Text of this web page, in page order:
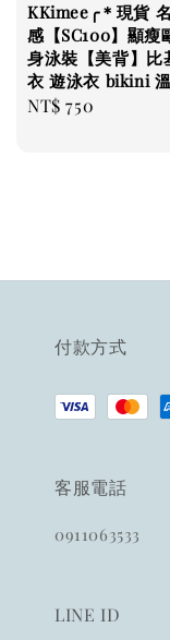
KKimee╭＊現貨
感【SC100】顯瘦
身泳裝【美背】比
衣 遊泳衣 bikini
Regular
NT$ 750
付款方式
客服電話
0911063533
LINE ID